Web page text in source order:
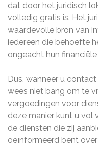
dat door het juridisch
volledig gratis is. Het
waardevolle bron van
iedereen die behoefte
ongeacht hun
Dus, wanneer u
wees niet bang om te
vergoedingen voor
deze manier kunt u vol
de diensten die zij
geïnformeerd bent